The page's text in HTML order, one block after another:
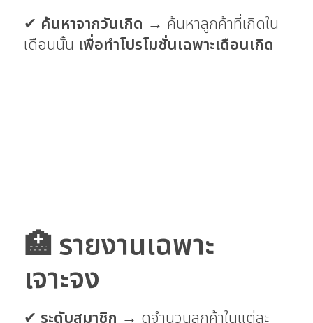
✔ ค้นหาจากวันเกิด → ค้นหาลูกค้าที่เกิดใน
เดือนนั้น เพื่อทำโปรโมชั่นเฉพาะเดือนเกิด
🏥 รายงานเฉพาะ
เจาะจง
✔ ระดับสมาชิก → ดูจำนวนลูกค้าในแต่ละ